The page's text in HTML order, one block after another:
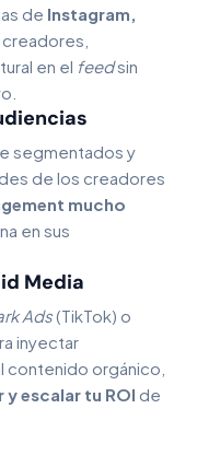
de Instagram,
en el feedsin
segmentados y
de los creadores
mucho
en sus
Media
Ads(TikTok) o
inyectar
contenido orgánico,
y escalar tu ROI de